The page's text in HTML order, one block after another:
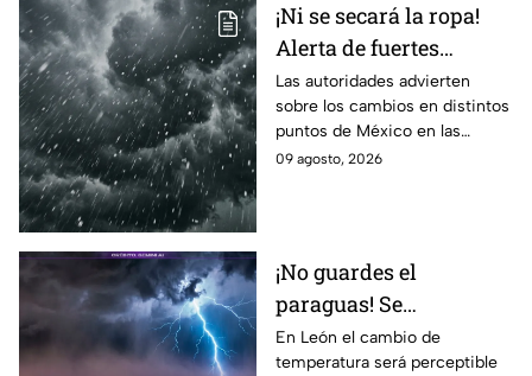
¡Ni se secará la ropa!
Alerta de fuertes
lluvias, granizo y calor
en México; ¿afectará a
Guanajuato?
Las autoridades advierten
sobre los cambios en distintos
puntos de México en las
próximas horas.
09 agosto, 2026
¡No guardes el
paraguas! Se
pronostican lluvias y
chubascos fuertes en
En León el cambio de
temperatura será perceptible